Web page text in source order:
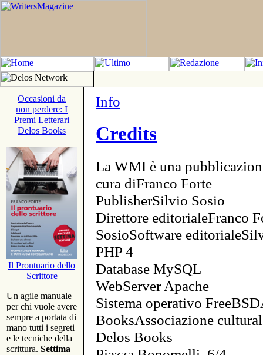
Occasioni da
non perdere: I
Premi Letterari
Delos Books
Il Prontuario dello
Scrittore
Un agile manuale
per chi vuole avere
sempre a portata di
mano tutti i segreti
e le tecniche della
scrittura. Settima
Info
Credits
La WMI è una
cura diFranco Forte
PublisherSilvio Sosio
Direttore editorialeFranco
SosioSoftware
PHP 4
Database MySQL
WebServer Apache
Sistema operativo
BooksAssociazione
Delos Books